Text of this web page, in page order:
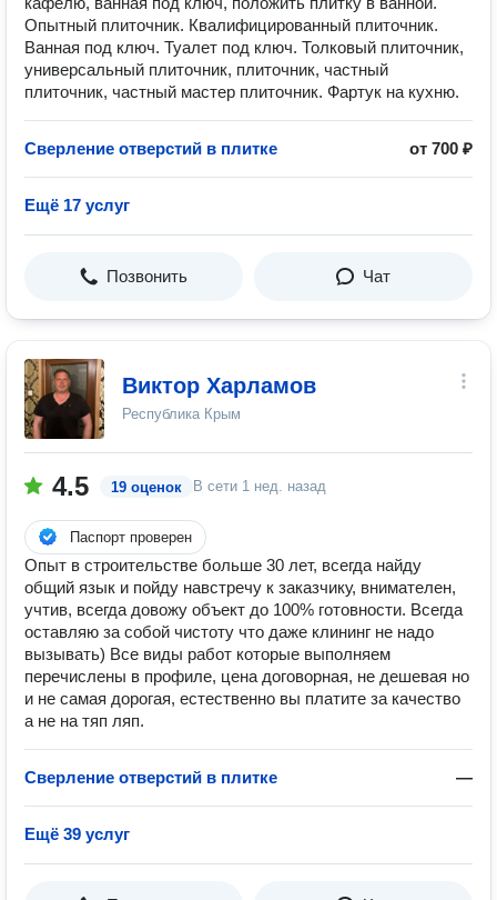
Опытный плиточник. Квалифицированный плиточник.
Ванная под ключ. Туалет под ключ. Толковый плиточник,
универсальный плиточник, плиточник, частный
плиточник, частный мастер плиточник. Фартук на кухню.
Сверление отверстий в плитке от 700 ₽
Ещё 17 услуг
Позвонить Чат
Виктор Харламов
Республика Крым
4.5 19 оценок В сети 1 нед. назад
Паспорт проверен
Опыт в строительстве больше 30 лет, всегда найду
общий язык и пойду навстречу к заказчику, внимателен,
учтив, всегда довожу объект до 100% готовности. Всегда
оставляю за собой чистоту что даже клининг не надо
вызывать) Все виды работ которые выполняем
перечислены в профиле, цена договорная, не дешевая но
и не самая дорогая, естественно вы платите за качество
а не на тяп ляп.
Сверление отверстий в плитке —
Ещё 39 услуг